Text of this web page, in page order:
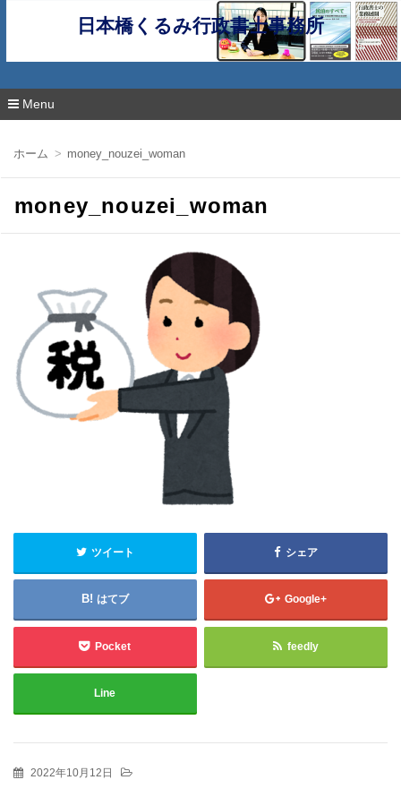
日本橋くるみ行政書士事務所
Menu
ン
ホーム money_nouzei_woman
money_nouzei_woman
ツイート シェア
はてブ Google+
Pocket feedly
Line
2022年10月12日